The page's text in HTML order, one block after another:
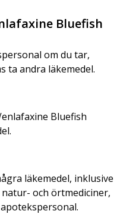
Bluefish
om du tar,
ta andra läkemedel.
Bluefish
läkemedel, inklusive
och örtmediciner,